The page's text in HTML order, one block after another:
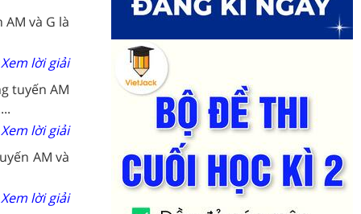
và G là
Xem lời giải
tuyến AM
Xem lời giải
AM và
Xem lời giải